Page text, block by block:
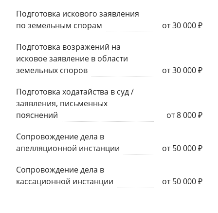
Подготовка искового заявления
по земельным спорам
от 30 000 ₽
Подготовка возражений на
исковое заявление в области
земельных споров
от 30 000 ₽
Подготовка ходатайства в суд /
заявления, письменных
пояснений
от 8 000 ₽
Сопровождение дела в
апелляционной инстанции
от 50 000 ₽
Сопровождение дела в
кассационной инстанции
от 50 000 ₽